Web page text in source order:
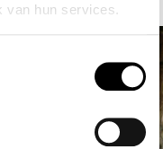
van hun services.